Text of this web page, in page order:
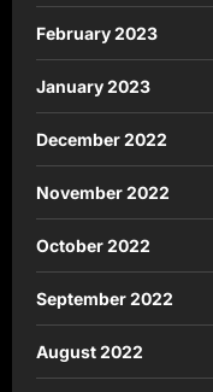
February 2023
January 2023
December 2022
November 2022
October 2022
September 2022
August 2022